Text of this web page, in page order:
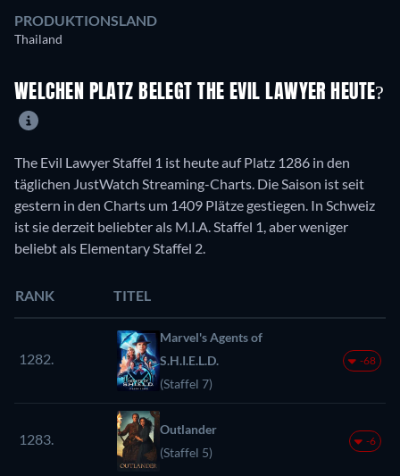
PRODUKTIONSLAND
Thailand
WELCHEN PLATZ BELEGT THE EVIL LAWYER HEUTE?
The Evil Lawyer Staffel 1 ist heute auf Platz 1286 in den
täglichen JustWatch Streaming-Charts. Die Saison ist seit
gestern in den Charts um 1409 Plätze gestiegen. In Schweiz
ist sie derzeit beliebter als M.I.A. Staffel 1, aber weniger
beliebt als Elementary Staffel 2.
RANK TITEL
1282.
Marvel's Agents of
S.H.I.E.L.D.
(Staffel 7)
-68
1283.
Outlander
(Staffel 5)
-6